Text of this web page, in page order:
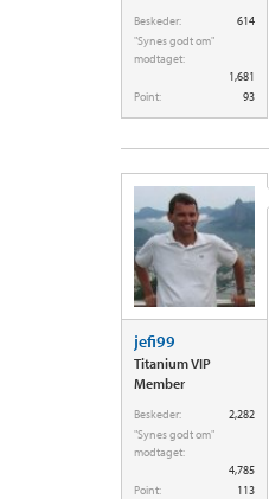
Beskeder:
614
"Synes godt om"
modtaget:
1,681
Point:
93
jefi99
Titanium VIP
Member
Beskeder:
2,282
"Synes godt om"
modtaget:
4,785
Point:
113